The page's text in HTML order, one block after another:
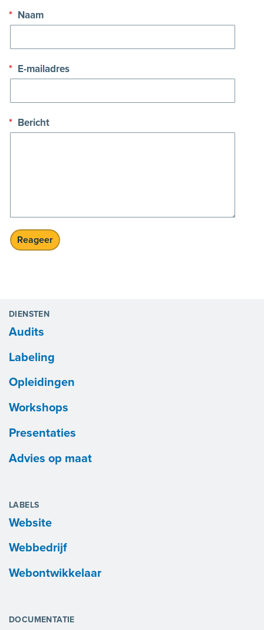
* Naam
* E-mailadres
* Bericht
DIENSTEN
Audits
Labeling
Opleidingen
Workshops
Presentaties
Advies op maat
LABELS
Website
Webbedrijf
Webontwikkelaar
DOCUMENTATIE